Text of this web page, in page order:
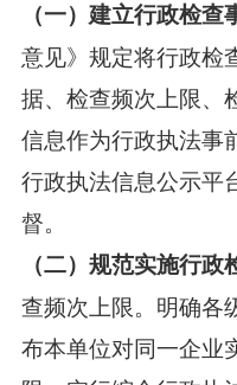
（一）建立行政检查
意见》规定将行政检
据、检查频次上限、
信息作为行政执法事
行政执法信息公示平
督。
（二）规范实施行
查频次上限。明确各
布本单位对同一企业